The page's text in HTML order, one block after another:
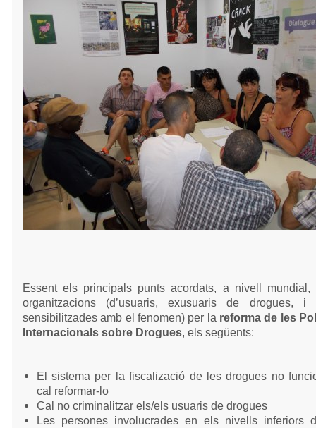
Essent els principals punts acordats, a nivell mundial,
organitzacions (d’usuaris, exusuaris de drogues, i
sensibilitzades amb el fenomen) per la reforma de les
Internacionals sobre Drogues, els següents:
El sistema per la fiscalizació de les drogues no
cal reformar-lo
Cal no criminalitzar els/els usuaris de drogues
Les persones involucrades en els nivells inferiors